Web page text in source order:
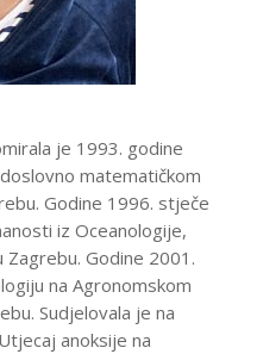
je 1993. godine
matematičkom
Godine 1996. stječe
iz Oceanologije,
Zagrebu. Godine 2001.
na Agronomskom
Sudjelovala je na
anoksije na